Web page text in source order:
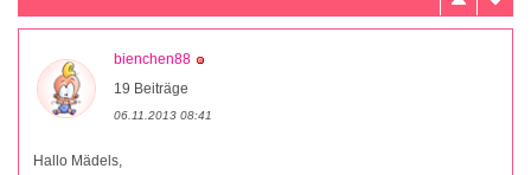
bienchen88
19 Beiträge
06.11.2013 08:41
Hallo Mädels,